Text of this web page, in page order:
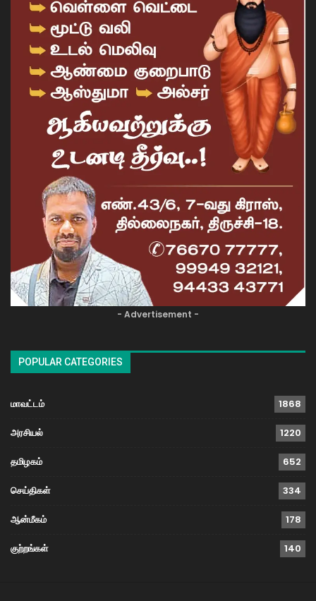
- Advertisement -
POPULAR CATEGORIES
மாவட்டம் 1868
அரசியல் 1220
தமிழகம் 652
செய்திகள் 334
ஆன்மீகம் 178
குற்றங்கள் 140